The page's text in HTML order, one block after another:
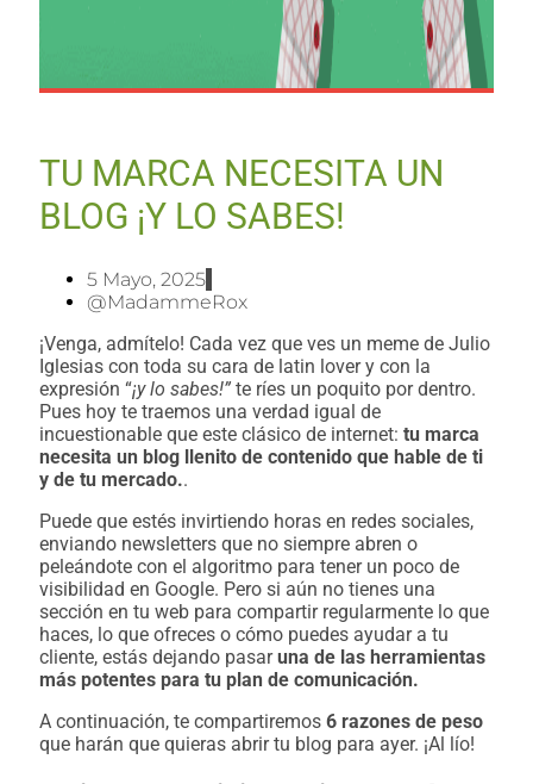
TU MARCA NECESITA UN
BLOG ¡Y LO SABES!
5 Mayo, 2025
@MadammeRox
¡Venga, admítelo! Cada vez que ves un meme de Julio
Iglesias con toda su cara de latin lover y con la
expresión “¡y lo sabes!” te ríes un poquito por dentro.
Pues hoy te traemos una verdad igual de
incuestionable que este clásico de internet: tu marca
necesita un blog llenito de contenido que hable de ti
y de tu mercado..
Puede que estés invirtiendo horas en redes sociales,
enviando newsletters que no siempre abren o
peleándote con el algoritmo para tener un poco de
visibilidad en Google. Pero si aún no tienes una
sección en tu web para compartir regularmente lo que
haces, lo que ofreces o cómo puedes ayudar a tu
cliente, estás dejando pasaruna de las herramientas
más potentes para tu plan de comunicación.
A continuación, te compartiremos 6 razones de peso
que harán que quieras abrir tu blog para ayer. ¡Al lío!